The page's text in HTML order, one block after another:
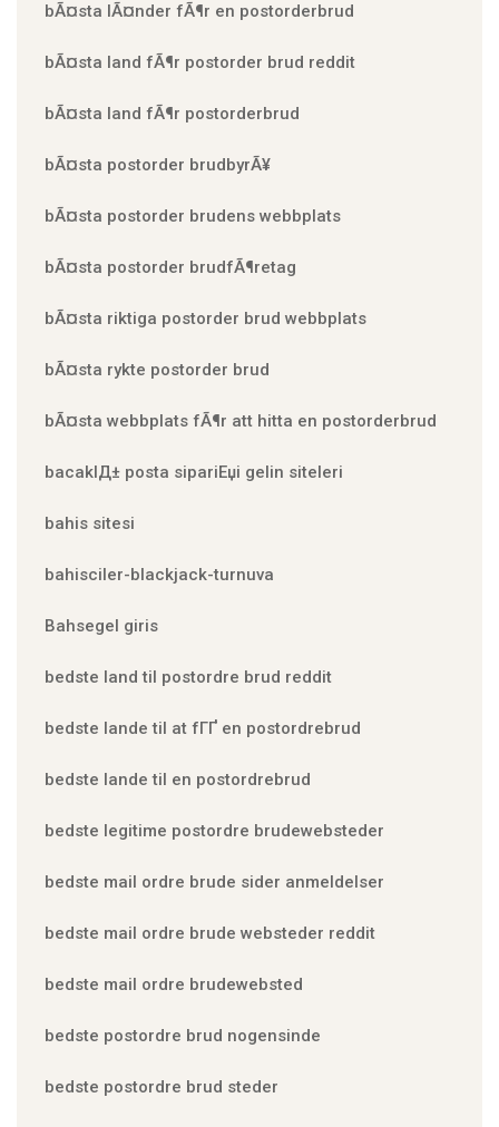
bÃ¤sta lÃ¤nder fÃ¶r en postorderbrud
bÃ¤sta land fÃ¶r postorder brud reddit
bÃ¤sta land fÃ¶r postorderbrud
bÃ¤sta postorder brudbyrÃ¥
bÃ¤sta postorder brudens webbplats
bÃ¤sta postorder brudfÃ¶retag
bÃ¤sta riktiga postorder brud webbplats
bÃ¤sta rykte postorder brud
bÃ¤sta webbplats fÃ¶r att hitta en postorderbrud
bacaklД± posta sipariЕџi gelin siteleri
bahis sitesi
bahisciler-blackjack-turnuva
Bahsegel giris
bedste land til postordre brud reddit
bedste lande til at fГҐ en postordrebrud
bedste lande til en postordrebrud
bedste legitime postordre brudewebsteder
bedste mail ordre brude sider anmeldelser
bedste mail ordre brude websteder reddit
bedste mail ordre brudewebsted
bedste postordre brud nogensinde
bedste postordre brud steder